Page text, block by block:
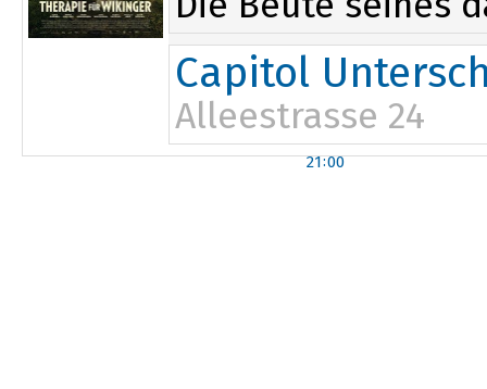
Capitol
Alleestrasse 24
21:00